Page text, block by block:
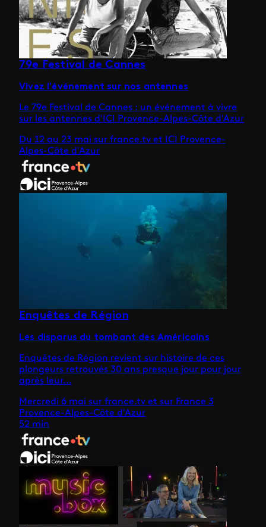
79e Festival de Cannes
Vivez l'événement sur nos antennes
Le 79e Festival de Cannes : un événement à vivre
sur les antennes d'ICI Provence-Alpes-Côte d'Azur
Du 12 au 23 mai sur france.tv et ICI Provence-
Alpes-Côte d'Azur
Enquêtes de Région
Les disparus du tombant des Américains
Enquêtes de Région revient sur histoire de ces
plongeurs retrouvés 30 ans presque jour pour jour
après leur...
Mercredi 6 mai sur france.tv et sur France 3
Provence-Alpes-Côte d'Azur
52 min